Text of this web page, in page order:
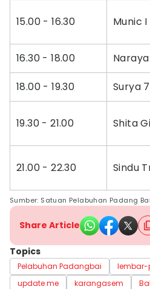
Sumber: Satuan Pelabuhan Padang Bai
15.00 - 16.30 Munic I
16.30 - 18.00 Naraya
18.00 - 19.30 Surya
19.30 - 21.00 Shita
21.00 - 22.30 Sindu
Share Article
Topics
Pelabuhan Padangbai
update me
karangasem